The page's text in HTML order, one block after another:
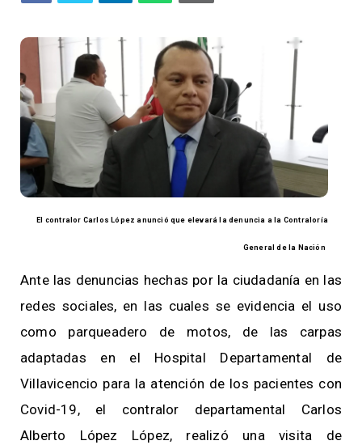
El contralor Carlos López anunció que elevará la denuncia a la Contraloría
General de la Nación
Ante las denuncias hechas por la ciudadanía en las
redes sociales, en las cuales se evidencia el uso
como parqueadero de motos, de las carpas
adaptadas en el Hospital Departamental de
Villavicencio para la atención de los pacientes con
Covid-19, el contralor departamental Carlos
Alberto López López, realizó una visita de